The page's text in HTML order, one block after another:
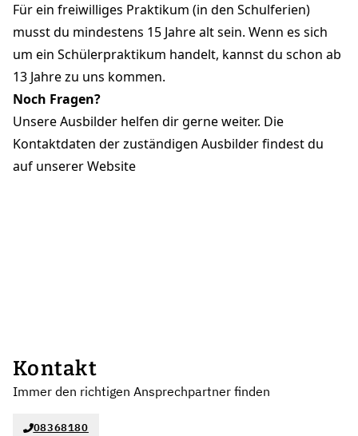
Für ein freiwilliges Praktikum (in den Schulferien)
musst du mindestens 15 Jahre alt sein. Wenn es sich
um ein Schülerpraktikum handelt, kannst du schon ab
13 Jahre zu uns kommen.
Noch Fragen?
Unsere Ausbilder helfen dir gerne weiter. Die
Kontaktdaten der zuständigen Ausbilder findest du
auf unsererWebsite
Kontakt
Immer den richtigen Ansprechpartner finden
08368180